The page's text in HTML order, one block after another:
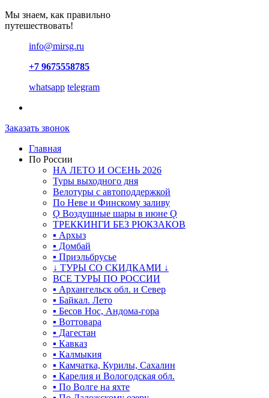
Мы знаем, как правильно
путешествовать!
info@mirsg.ru
+7 9675558785
whatsapp telegram
Заказать звонок
Главная
По России
НА ЛЕТО И ОСЕНЬ 2026
Туры выходного дня
Велотуры с автоподдержкой
По Неве и Финскому заливу
Ǫ Воздушные шары в июне Ǫ
ТРЕККИНГИ БЕЗ РЮКЗАКОВ
▪ Архыз
▪ Домбай
▪ Приэльбрусье
↓ ТУРЫ СО СКИДКАМИ ↓
ВСЕ ТУРЫ ПО РОССИИ
▪ Архангельск обл. и Север
▪ Байкал. Лето
▪ Бесов Нос, Андома-гора
▪ Воттовара
▪ Дагестан
▪ Кавказ
▪ Калмыкия
▪ Камчатка, Курилы, Сахалин
▪ Карелия и Вологодская обл.
▪ По Волге на яхте